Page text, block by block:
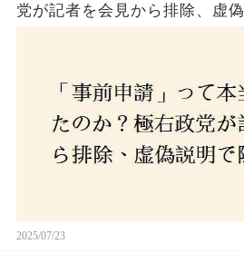
党が記者を会見から排除、虚
2025/07/23